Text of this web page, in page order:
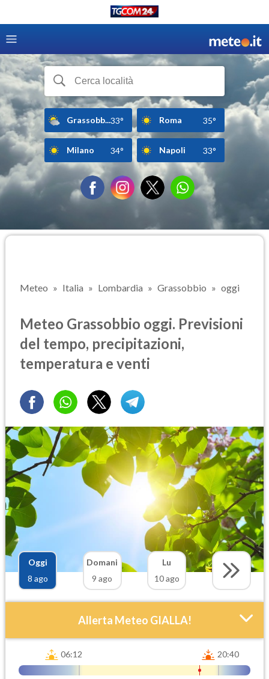
Grassobb...33° Roma 35°
Milano 34° Napoli 33°
Meteo Italia Lombardia Grassobbio oggi
Meteo Grassobbio oggi. Previsioni
del tempo, precipitazioni,
temperatura e venti
Oggi
8 ago
Domani
9 ago
Lu
10 ago
Allerta Meteo GIALLA!
06:12 20:40